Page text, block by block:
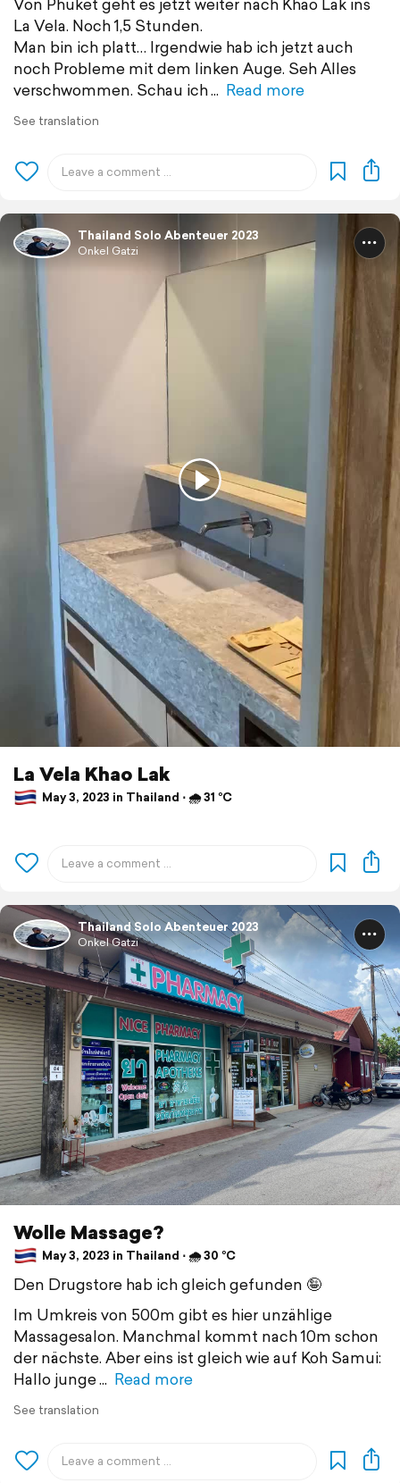
La Vela. Noch 1,5 Stunden.
Man bin ich platt… Irgendwie hab ich jetzt auch
noch Probleme mit dem linken Auge. Seh Alles
verschwommen. Schau ich
Read more
See translation
Thailand Solo Abenteuer 2023
Onkel Gatzi
La Vela Khao Lak
May 3, 2023 in Thailand ⋅ 🌧 31 °C
Thailand Solo Abenteuer 2023
Onkel Gatzi
Wolle Massage?
May 3, 2023 in Thailand ⋅ 🌧 30 °C
Den Drugstore hab ich gleich gefunden 🤪
Im Umkreis von 500m gibt es hier unzählige
Massagesalon. Manchmal kommt nach 10m schon
der nächste. Aber eins ist gleich wie auf Koh Samui:
Hallo junge
Read more
See translation